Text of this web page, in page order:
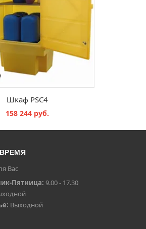
Шкаф PSC4
158 244 руб.
Вас
Пятница: 9.00 - 17.30
Выходной